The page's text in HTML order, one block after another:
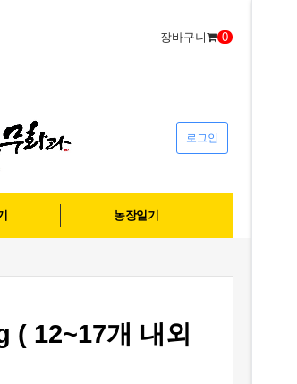
장바구니 0
로그인
농장일기
( 12~17개 내외